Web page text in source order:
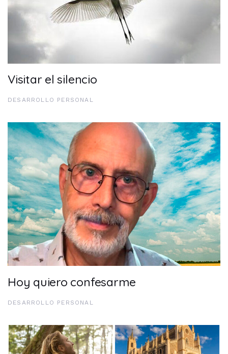
Visitar el silencio
DESARROLLO PERSONAL
Hoy quiero confesarme
DESARROLLO PERSONAL